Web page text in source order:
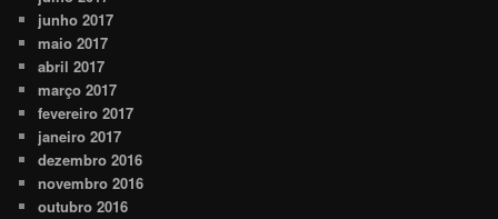
junho 2017
maio 2017
abril 2017
março 2017
fevereiro 2017
janeiro 2017
dezembro 2016
novembro 2016
outubro 2016